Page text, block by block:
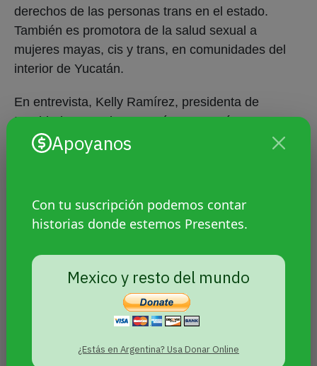
Apoyanos
Con tu suscripción podemos contar
historias donde estemos Presentes.
Mexico y resto del mundo
¿Estás en Argentina? Usa Donar Online
derechos de las personas trans en el estado.
También es promotora de la salud sexual a
mujeres mayas, cis y trans, en comunidades del
interior de Yucatán.
En entrevista, Kelly Ramírez, presidenta de
Igualdad Sustantiva Yucatán, comentó que
Muñeca no podrá seguir ejerciendo el trabajo
“Los delitos que le imputaron han sido fabricados.
Ahora ella se encuentra en una situación de
acciones concretas como donativos y aplicación a
fondos internacionales de defensoras. Todo este
proceso la vulnera emocional y económicamente”,
comentó Kelly a Presentes.